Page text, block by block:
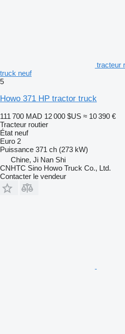
tracteur
truck neuf
5
Howo 371 HP tractor truck
111 700 MAD 12 000 $US ≈ 10 390 €
Tracteur routier
État neuf
Euro 2
Puissance 371 ch (273 kW)
Chine, Ji Nan Shi
CNHTC Sino Howo Truck Co., Ltd.
Contacter le vendeur